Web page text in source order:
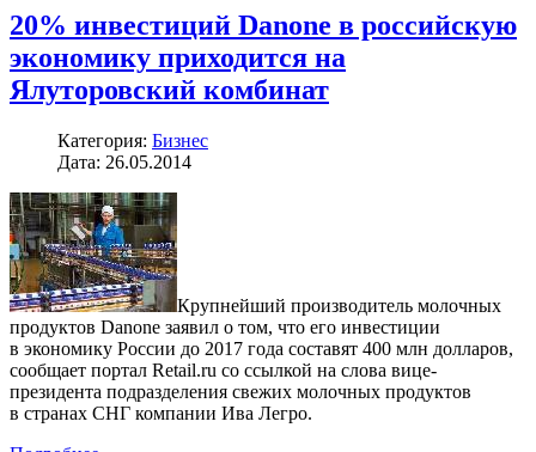
20% инвестиций Danone в российскую
экономику приходится на
Ялуторовский комбинат
Категория: Бизнес
Дата: 26.05.2014
Крупнейший производитель молочных
продуктов Danone заявил о том, что его инвестиции
в экономику России до 2017 года составят 400 млн долларов,
сообщает портал Retail.ru со ссылкой на слова вице-
президента подразделения свежих молочных продуктов
в странах СНГ компании Ива Легро.